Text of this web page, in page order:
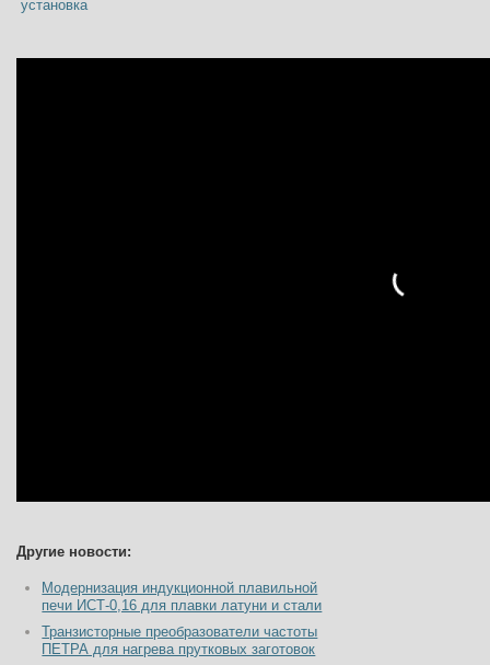
Другие новости:
Модернизация индукционной плавильной
печи ИСТ-0,16 для плавки латуни и стали
Транзисторные преобразователи частоты
ПЕТРА для нагрева прутковых заготовок